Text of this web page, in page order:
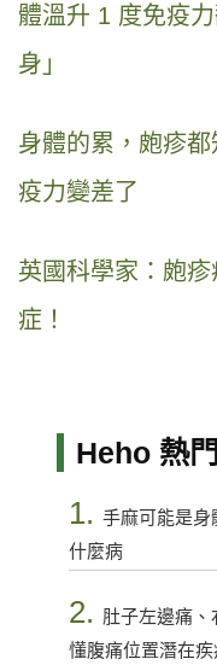
體溫升 1 度免疫
身」
身體的累，皰疹
疫力變差了
英國科學家：皰
症！
Heho 熱
1. 手麻可能是身
什麼病
2. 肚子左邊痛
懂腹痛位置潛在疾